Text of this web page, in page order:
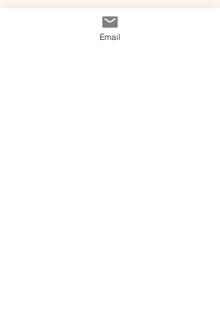
instagram
Email